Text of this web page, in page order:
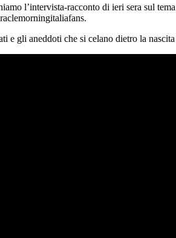
l’intervista-racconto di ieri sera sul
e gli aneddoti che si celano dietro la